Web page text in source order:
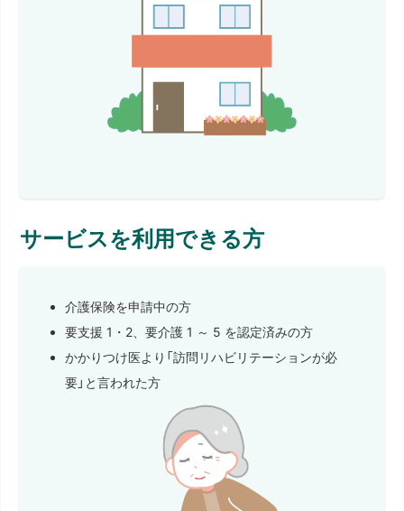
サービスを利用できる方
介護保険を申請中の方
要支援 1・2、要介護 1 ～ 5 を認定済みの方
かかりつけ医より「訪問リハビリテーションが必
要」と言われた方